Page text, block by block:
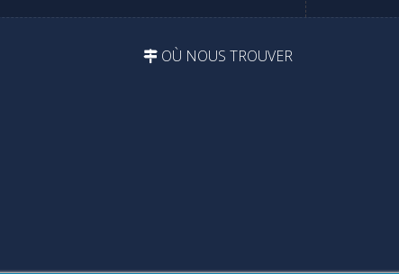
OÙ NOUS TROUVER